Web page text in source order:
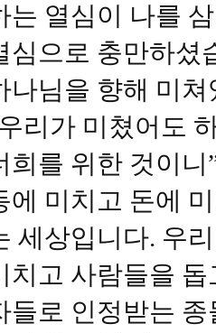
는 열심이 나를
심으로 충만하셨
나님을 향해 미
리가 미쳤어도
희를 위한 것이
에 미치고 돈에
세상입니다. 우
치고 사람들을
들로 인정받는